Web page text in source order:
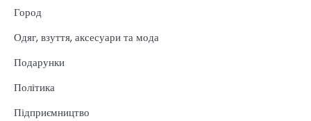
Город
Одяг, взуття, аксесуари та мода
Подарунки
Політика
Підприємництво